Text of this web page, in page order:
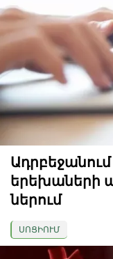
երեխաների
ներում
ՍՈՑԻՈՒՄ